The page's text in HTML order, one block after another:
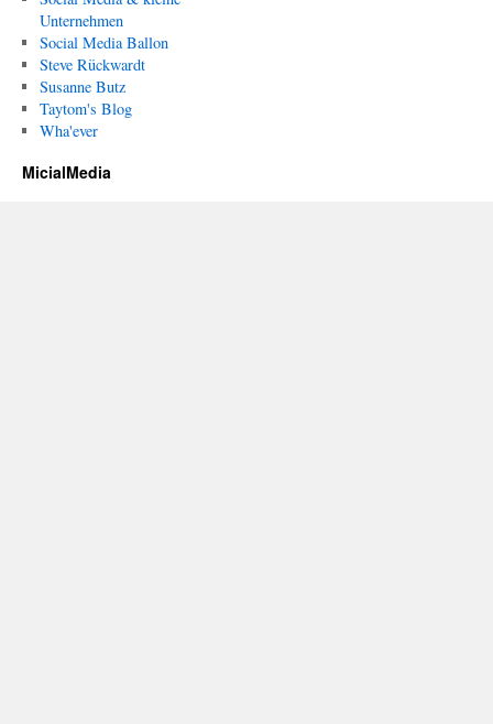
Unternehmen
Social Media Ballon
Steve Rückwardt
Susanne Butz
Taytom's Blog
Wha'ever
MicialMedia